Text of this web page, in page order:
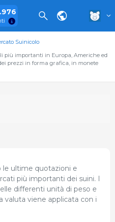
Suinicolo
più importanti in Europa, Americhe ed
prezzi in forma grafica, in monete
le ultime quotazioni e
più importanti dei suini. I
differenti unità di peso e
valuta viene applicata con i